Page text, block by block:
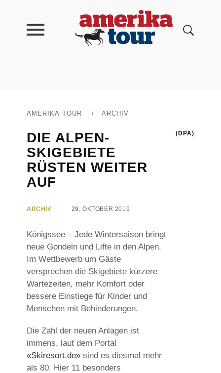
AMERIKA-TOUR / ARCHIV
DIE ALPEN-
SKIGEBIETE
RÜSTEN WEITER
AUF
(DPA)
ARCHIV 29. OKTOBER 2019
Königssee – Jede Wintersaison bringt
neue Gondeln und Lifte in den Alpen.
Im Wettbewerb um Gäste
versprechen die Skigebiete kürzere
Wartezeiten, mehr Komfort oder
bessere Einstiege für Kinder und
Menschen mit Behinderungen.
Die Zahl der neuen Anlagen ist
immens, laut dem Portal
«Skiresort.de» sind es diesmal mehr
als 80. Hier 11 besonders